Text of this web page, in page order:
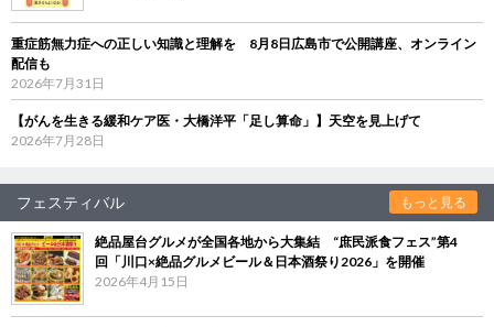
重症筋無力症への正しい知識と理解を 8月8日広島市で公開講座、オンライン
配信も
2026年7月31日
【がんを生きる緩和ケア医・大橋洋平「足し算命」】天空を見上げて
2026年7月28日
フェスティバル もっと見る
絶品屋台グルメが全国各地から大集結 “庶民派食フェス”第4
回「川口×絶品グルメビール＆日本酒祭り2026」を開催
2026年4月15日